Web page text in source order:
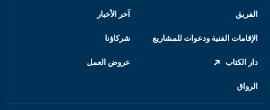
الفريق آخر الأخبار
الإقامات الفنية ودعوات للمشاريع شركاؤنا
دار الكتاب عروض العمل
الرواق